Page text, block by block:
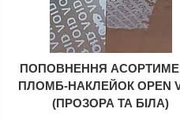
ПОПОВНЕННЯ
ПЛОМБ-НАКЛЕЙОК OPEN
(ПРОЗОРА ТА БІЛА)